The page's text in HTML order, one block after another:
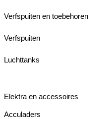
Verfspuiten en toebehoren
Verfspuiten
Luchttanks
Elektra en accessoires
Acculaders